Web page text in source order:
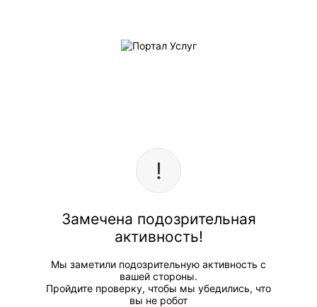
Замечена подозрительная
активность!
Мы заметили подозрительную активность с
вашей стороны.
Пройдите проверку, чтобы мы убедились, что
вы не робот